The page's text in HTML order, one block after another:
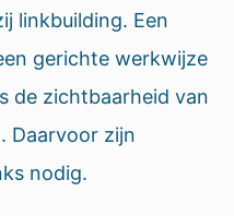
linkbuilding. Een
gerichte werkwijze
de zichtbaarheid van
Daarvoor zijn
nodig.